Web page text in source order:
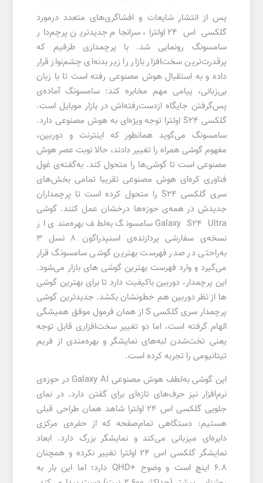
پس از انتشار شایعات و افشاگری‌های متعدد درمورد
گلکسی اس 24 اولترا، سرانجام جدیدترین پرچم‌دار
سامسونگ رونمایی شد. با پرچمداری طرفیم که
پرقدرت‌ترین سخت‌افزار بازار را زیر بدنه‌ای چشم‌نواز قرار
داده و به استقبال هوش مصنوعی رفته است تا با زبان
بی‌زبانی‌، پیامی مهم مخابره کند: سامسونگ آماده‌ی
پس‌گرفتن جایگاه ازدست‌رفته‌اش در بازار موبایل است.
گلکسی S24 اولترا توجه ویژه‌ای به هوش مصنوعی دارد.
سامسونگ می‌گوید همانطور که اینترنت و دوربین،
مفهوم گوشی همراه را تغییر دادند، حالا نوبت عصر هوش
مصنوعی است تا گوشی‌ها را متحول کند. به‌گفته‌ی غول
فناوری کره‌ای هوش مصنوعی تقریبا تمامی بخش‌های
سری گلکسی S24 را متحول کرده است تا پرچمداران
جدیدش در همه‌ی حوزه‌ها درخشان عمل کنند. گوشی
Galaxy S24 Ultra سامسونگ به‌لطف بهره‌مندی از
نسخه‌ی سفارشی پردازنده‌ی اسنپدراگون 8 نسل 3
به‌راحتی در صدر فهرست بهترین گوشی سامسونگ قرار
می‌گیرد و وارد فهرست بهترین گوشی های بازار می‌شود.
این پرچمدار، دوربین باکیفیت دارد تا برای بهترین گوشی
ها از نظر دوربین هم خط‌و‌نشان بکشد. جدیدترین گوشی
پرچمدار سری گلکسی S از همان فرمول موفق همیشگی
الهام گرفته است، اما دو تغییر سخت‌افزاری قابل توجه
یعنی تخت‌شدن لبه‌های نمایشگر و بهره‌مندی از فریم
تیتانیومی را تجربه کرده است.
این گوشی به‌لطف هوش مصنوعی Galaxy AI در حوزه‌ی
نرم‌افزار نیز حرف‌های تازه‌ای برای گفتن دارد. در نمای
جلویی گلکسی اس 24 اولترا شاهد همان طراحی قبلی
هستیم: دستگاهی تمام‌صفحه که از حفره‌ی مرکزی
دایره‌ای میزبانی می‌کند و نمایشگر بزرگ دارد. ابعاد
نمایشگر گلکسی اس 24 اولترا تغییر نکرده و همچنان
6.8 اینچ است و وضوح +QHD دارد؛ اما این بار به